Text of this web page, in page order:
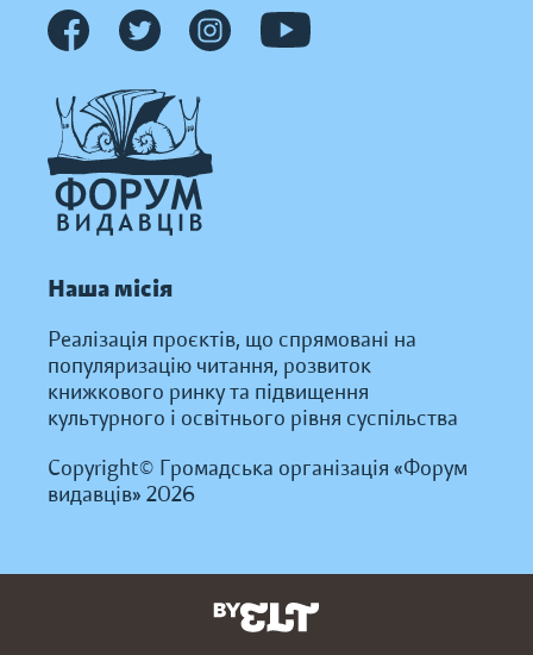
Наша місія
Реалізація проєктів, що спрямовані на
популяризацію читання, розвиток
книжкового ринку та підвищення
культурного і освітнього рівня суспільства
Copyright© Громадська організація «Форум
видавців» 2026